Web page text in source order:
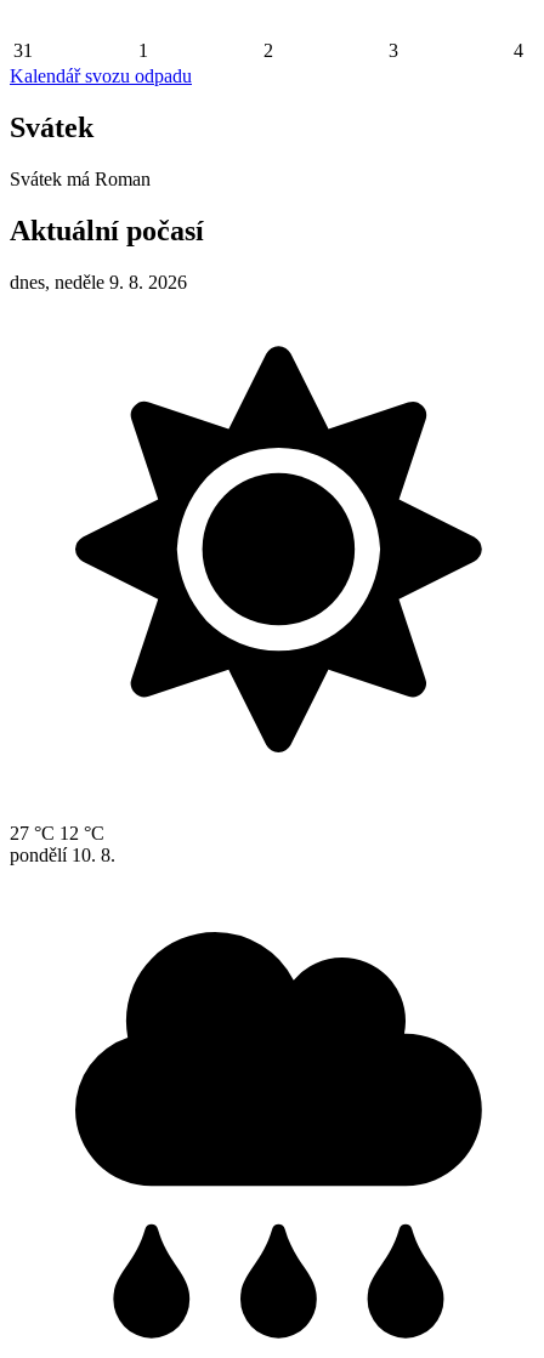
31 1 2 3
4
Kalendář svozu odpadu
Svátek
Svátek má Roman
Aktuální počasí
dnes, neděle 9. 8. 2026
27 °C 12 °C
pondělí 10. 8.